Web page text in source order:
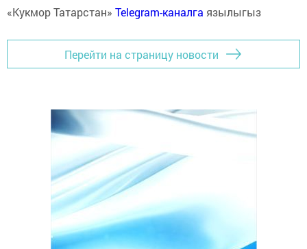
«Кукмор Татарстан» Telegram-каналга язылыгыз
Перейти на страницу новости